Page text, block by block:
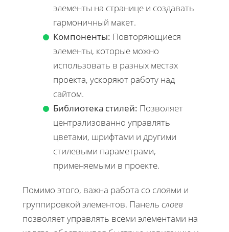
элементы на странице и создавать
гармоничный макет.
Компоненты: Повторяющиеся
элементы, которые можно
использовать в разных местах
проекта, ускоряют работу над
сайтом.
Библиотека стилей: Позволяет
централизованно управлять
цветами, шрифтами и другими
стилевыми параметрами,
применяемыми в проекте.
Помимо этого, важна работа со слоями и
группировкой элементов. Панель слоев
позволяет управлять всеми элементами на